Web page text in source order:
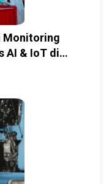
Monitoring
AI & IoT di
(IMOX)